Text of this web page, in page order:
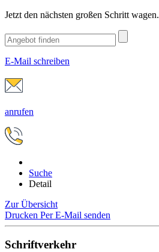
Jetzt den nächsten großen Schritt wagen.
E-Mail schreiben
anrufen
Suche
Detail
Zur Übersicht
Drucken Per E-Mail senden
Schriftverkehr